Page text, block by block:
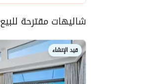
شاليهات مقترحة للبيع
قيد الإنشاء